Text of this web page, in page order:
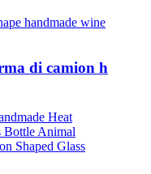
di camion h